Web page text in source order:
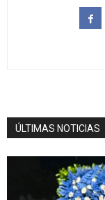
ÚLTIMAS NOTICIAS